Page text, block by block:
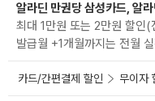
알라딘 만권당 삼성카드, 알
최대 1만원 또는 2만원 할
발급월 +1개월까지는 전월
카드/간편결제 할인 무이자